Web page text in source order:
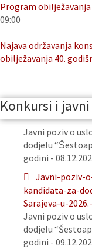
Program obilježavanja
09:00
Najava održavanja
obilježavanja 40.
Konkursi i
Javni poziv o
dodjelu
godini -
Javni-poziv-
kandidata-za-
Sarajeva-u-
Javni poziv o
dodjelu
godini -